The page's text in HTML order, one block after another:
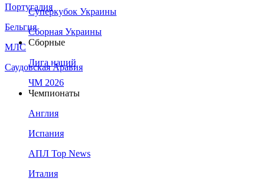
Португалия
Бельгия
МЛС
Саудовская Аравия
Суперкубок Украины
Сборная Украины
Сборные
Лига наций
ЧМ 2026
Чемпионаты
Англия
Испания
АПЛ Top News
Италия